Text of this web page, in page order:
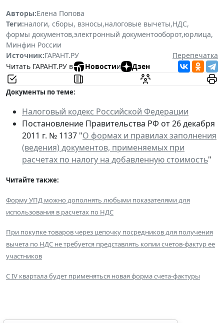
Авторы:Елена Попова
Теги:налоги, сборы, взносы,налоговые вычеты,НДС,
формы документов,электронный документооборот,юрлица,
Минфин России
Источник:ГАРАНТ.РУ
Перепечатка
Читать ГАРАНТ.РУ в
Новостии Дзен
Документы по теме:
Налоговый кодекс Российской Федерации
Постановление Правительства РФ от 26 декабря
2011 г. № 1137 "О формах и правилах заполнения
(ведения) документов, применяемых при
расчетах по налогу на добавленную стоимость"
Читайте также:
Форму УПД можно дополнять любыми показателями для
использования в расчетах по НДС
При покупке товаров через цепочку посредников для получения
вычета по НДС не требуется представлять копии счетов-фактур ее
участников
С IV квартала будет применяться новая форма счета-фактуры